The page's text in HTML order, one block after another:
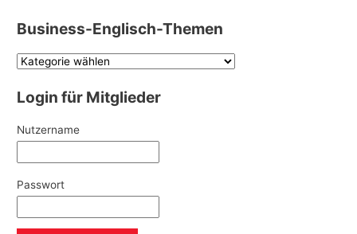
Business-Englisch-Themen
Login für Mitglieder
Nutzername
Passwort